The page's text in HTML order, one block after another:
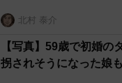
北村 泰介
【写真】59歳で初婚
拐されそうになった娘